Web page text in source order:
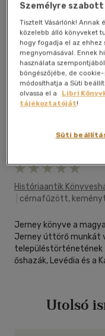
Históriaantik
cérnafűzött,
Jerney könyve a
Jerney úttörő munkát
településtörténetének
őshazák, Levédia és a
Utolsó
Személyre
Tisztelt Vásárlónk! Annak
közelebb álló könyveket
hogy fogadja el az ehhez
megnyomásával. Ennek
használata
böngészőjébe, de
módosíthatja a Süti
olvassa el a
Libri
tájékoztatóját!
Süti